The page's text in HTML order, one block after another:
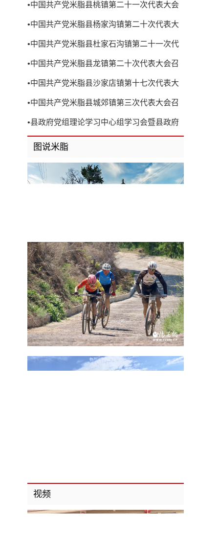
•中国共产党米脂县桃镇第二十一次代表大会
•中国共产党米脂县杨家沟镇第二十次代表大
•中国共产党米脂县杜家石沟镇第二十一次代
•中国共产党米脂县龙镇第二十次代表大会召
•中国共产党米脂县沙家店镇第十七次代表大
•中国共产党米脂县城郊镇第三次代表大会召
•县政府党组理论学习中心组学习会暨县政府
第8次党组（扩大）会议召开
图说米脂